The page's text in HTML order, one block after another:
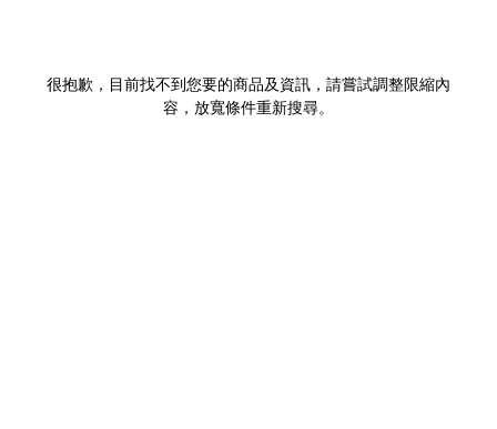
很抱歉，目前找不到您要的商品及資訊，請嘗試調整限縮內
容，放寬條件重新搜尋。